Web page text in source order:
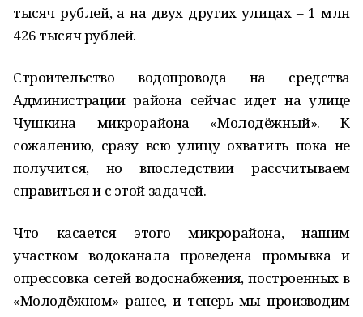
тысяч рублей, а на двух других улицах – 1 млн
426 тысяч рублей.
Строительство водопровода на средства
Администрации района сейчас идет на улице
Чушкина микрорайона «Молодёжный». К
сожалению, сразу всю улицу охватить пока не
получится, но впоследствии рассчитываем
справиться и с этой задачей.
Что касается этого микрорайона, нашим
участком водоканала проведена промывка и
опрессовка сетей водоснабжения, построенных в
«Молодёжном» ранее, и теперь мы производим